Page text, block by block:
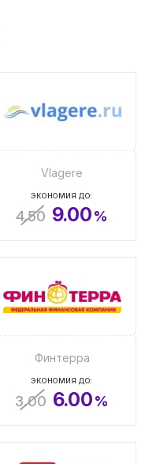
Vlagere
ЭКОНОМИЯ ДО:
4.50 9.00%
Финтерра
ЭКОНОМИЯ ДО:
3.00 6.00%